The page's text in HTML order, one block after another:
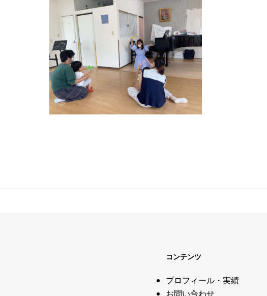
コンテンツ
プロフィール・実績
お問い合わせ